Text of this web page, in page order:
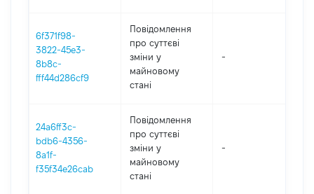
6f371f98-
3822-45e3-
8b8c-
fff44d286cf9
Повідомлення
про суттєві
зміни y
майновому
стані
-
24a6ff3c-
bdb6-4356-
8a1f-
f35f34e26cab
Повідомлення
про суттєві
зміни y
майновому
стані
-